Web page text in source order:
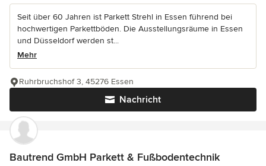
Seit über 60 Jahren ist Parkett Strehl in Essen führend bei
hochwertigen Parkettböden. Die Ausstellungsräume in Essen
und Düsseldorf werden st...
Mehr
Nachricht
Ruhrbruchshof 3, 45276 Essen
Bautrend GmbH Parkett & Fußbodentechnik